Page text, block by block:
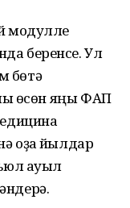
модулле
беренсе. Ул
бөтә
өсөн яңы ФАП
оҙаҡ йылдар
ауыл